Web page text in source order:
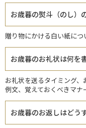
お歳暮の熨斗（のし）
贈り物にかける白い紙につ
お歳暮のお礼状は何を
お礼状を送るタイミング
例文、覚えておくべきマナ
お歳暮のお返しはどう